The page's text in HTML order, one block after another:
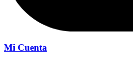
Mi Cuenta